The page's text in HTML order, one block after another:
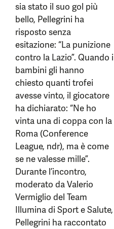
sia stato il suo gol più
bello, Pellegrini ha
risposto senza
esitazione: “La punizione
contro la Lazio”. Quando i
bambini gli hanno
chiesto quanti trofei
avesse vinto, il giocatore
ha dichiarato: “Ne ho
vinta una di coppa con la
Roma (Conference
League, ndr), ma è come
se ne valesse mille”.
Durante l’incontro,
moderato da Valerio
Vermiglio del Team
Illumina di Sport e Salute,
Pellegrini ha raccontato